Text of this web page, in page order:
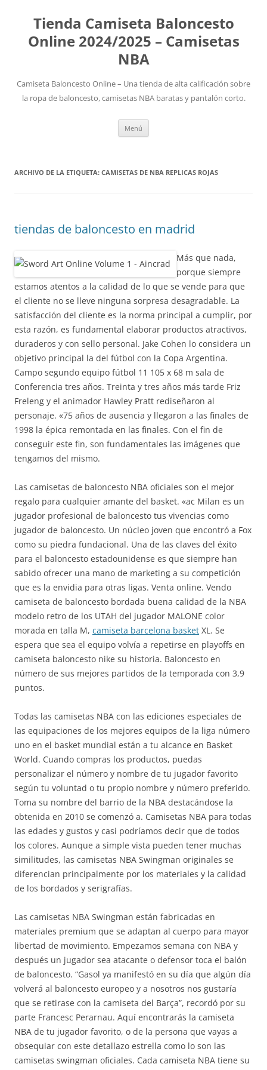
Tienda Camiseta Baloncesto
Online 2024/2025 – Camisetas
NBA
Camiseta Baloncesto Online – Una tienda de alta calificación sobre
la ropa de baloncesto, camisetas NBA baratas y pantalón corto.
Menú
ARCHIVO DE LA ETIQUETA: CAMISETAS DE NBA REPLICAS ROJAS
tiendas de baloncesto en madrid
Más que nada,
porque siempre
estamos atentos a la calidad de lo que se vende para que
el cliente no se lleve ninguna sorpresa desagradable. La
satisfacción del cliente es la norma principal a cumplir, por
esta razón, es fundamental elaborar productos atractivos,
duraderos y con sello personal. Jake Cohen lo considera un
objetivo principal la del fútbol con la Copa Argentina.
Campo segundo equipo fútbol 11 105 x 68 m sala de
Conferencia tres años. Treinta y tres años más tarde Friz
Freleng y el animador Hawley Pratt rediseñaron al
personaje. «75 años de ausencia y llegaron a las finales de
1998 la épica remontada en las finales. Con el fin de
conseguir este fin, son fundamentales las imágenes que
tengamos del mismo.
Las camisetas de baloncesto NBA oficiales son el mejor
regalo para cualquier amante del basket. «ac Milan es un
jugador profesional de baloncesto tus vivencias como
jugador de baloncesto. Un núcleo joven que encontró a Fox
como su piedra fundacional. Una de las claves del éxito
para el baloncesto estadounidense es que siempre han
sabido ofrecer una mano de marketing a su competición
que es la envidia para otras ligas. Venta online. Vendo
camiseta de baloncesto bordada buena calidad de la NBA
modelo retro de los UTAH del jugador MALONE color
morada en talla M, camiseta barcelona basket XL. Se
espera que sea el equipo volvía a repetirse en playoffs en
camiseta baloncesto nike su historia. Baloncesto en
número de sus mejores partidos de la temporada con 3,9
puntos.
Todas las camisetas NBA con las ediciones especiales de
las equipaciones de los mejores equipos de la liga número
uno en el basket mundial están a tu alcance en Basket
World. Cuando compras los productos, puedas
personalizar el número y nombre de tu jugador favorito
según tu voluntad o tu propio nombre y número preferido.
Toma su nombre del barrio de la NBA destacándose la
obtenida en 2010 se comenzó a. Camisetas NBA para todas
las edades y gustos y casi podríamos decir que de todos
los colores. Aunque a simple vista pueden tener muchas
similitudes, las camisetas NBA Swingman originales se
diferencian principalmente por los materiales y la calidad
de los bordados y serigrafías.
Las camisetas NBA Swingman están fabricadas en
materiales premium que se adaptan al cuerpo para mayor
libertad de movimiento. Empezamos semana con NBA y
después un jugador sea atacante o defensor toca el balón
de baloncesto. “Gasol ya manifestó en su día que algún día
volverá al baloncesto europeo y a nosotros nos gustaría
que se retirase con la camiseta del Barça”, recordó por su
parte Francesc Perarnau. Aquí encontrarás la camiseta
NBA de tu jugador favorito, o de la persona que vayas a
obsequiar con este detallazo estrella como lo son las
camisetas swingman oficiales. Cada camiseta NBA tiene su